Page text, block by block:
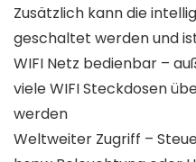
Zusätzlich kann die
geschaltet werden und
WIFI Netz bedienbar –
viele WIFI Steckdosen
werden
Weltweiter Zugriff –